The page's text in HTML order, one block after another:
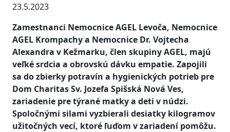
23.5.2023
Zamestnanci Nemocnice AGEL Levoča, Nemocnice
AGEL Krompachy a Nemocnice Dr. Vojtecha
Alexandra v Kežmarku, člen skupiny AGEL, majú
veľké srdcia a obrovskú dávku empatie. Zapojili
sa do zbierky potravín a hygienických potrieb pre
Dom Charitas Sv. Jozefa Spišská Nová Ves,
zariadenie pre týrané matky a deti v núdzi.
Spoločnými silami vyzbierali desiatky kilogramov
užitočných vecí, ktoré ľuďom v zariadení pomôžu.